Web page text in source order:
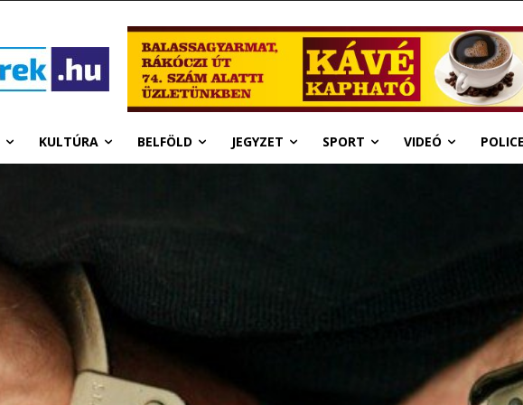
KULTÚRA BELFÖLD JEGYZET SPORT VIDEÓ